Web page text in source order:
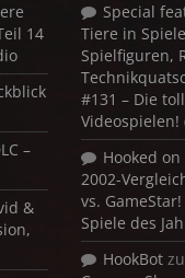
14
–
&
Special
Tiere in
Spielfiguren,
#131 – Die
Videospielen!
Hooked on
2002-
vs.
Spiele des
HookBot zu